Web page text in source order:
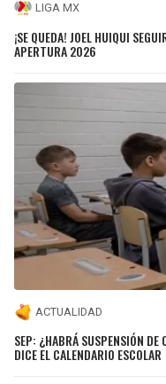
LIGA MX
¡SE QUEDA! JOEL HUIQUI
APERTURA 2026
ACTUALIDAD
SEP: ¿HABRÁ SUSPENSIÓN DE
DICE EL CALENDARIO ESCOLAR